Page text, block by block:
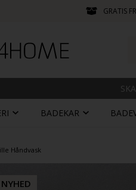
GRATIS
BADEKAR
Håndvask
NYHED